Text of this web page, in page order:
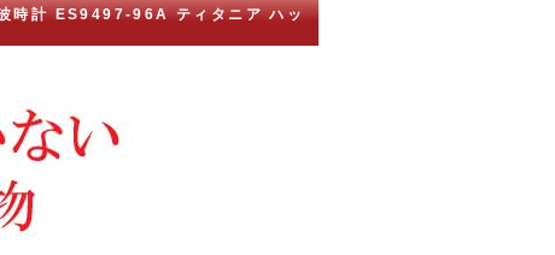
時計 ES9497-96A ティタニア ハッ